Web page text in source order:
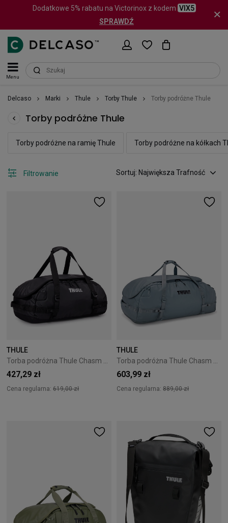
Dodatkowe 5% rabatu na Victorinox z kodem VIX5
SPRAWDŹ
Menu
Delcaso Marki Thule Torby Thule Torby podróżne Thule
Torby podróżne Thule
Torby podróżne na ramię Thule Torby podróżne na kółkach
Sortuj: Największa Trafność
Filtrowanie
THULE
427,29 zł
Cena regularna: 619,00 zł
THULE
603,99 zł
Cena regularna: 889,00 zł